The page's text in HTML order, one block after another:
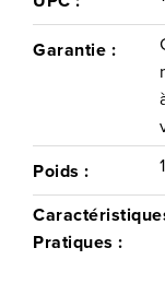
Apportez
laveuse sur
ménagères
Garantie :
Poids :
Pratiques :